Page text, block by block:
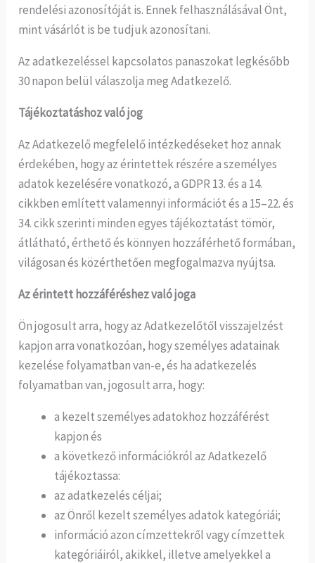
rendelési azonosítóját is. Ennek felhasználásával Önt,
mint vásárlót is be tudjuk azonosítani.
Az adatkezeléssel kapcsolatos panaszokat legkésőbb
30 napon belül válaszolja meg Adatkezelő.
Tájékoztatáshoz való jog
Az Adatkezelő megfelelő intézkedéseket hoz annak
érdekében, hogy az érintettek részére a személyes
adatok kezelésére vonatkozó, a GDPR 13. és a 14.
cikkben említett valamennyi információt és a 15–22. és
34. cikk szerinti minden egyes tájékoztatást tömör,
átlátható, érthető és könnyen hozzáférhető formában,
világosan és közérthetően megfogalmazva nyújtsa.
Az érintett hozzáféréshez való joga
Ön jogosult arra, hogy az Adatkezelőtől visszajelzést
kapjon arra vonatkozóan, hogy személyes adatainak
kezelése folyamatban van-e, és ha adatkezelés
folyamatban van, jogosult arra, hogy:
a kezelt személyes adatokhoz hozzáférést
kapjon és
a következő információkról az Adatkezelő
tájékoztassa:
az adatkezelés céljai;
az Önről kezelt személyes adatok kategóriái;
információ azon címzettekről vagy címzettek
kategóriáiról, akikkel, illetve amelyekkel a